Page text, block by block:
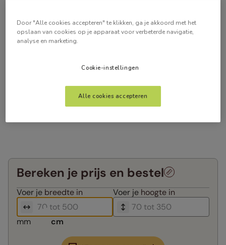
Bereken je prijs en bestel
Voer je breedte in Voer je hoogte in
mm cm
Door "Alle cookies accepteren" te klikken, ga je akkoord met het
opslaan van cookies op je apparaat voor verbeterde navigatie,
analyse en marketing.
Cookie-instellingen
Alle cookies accepteren